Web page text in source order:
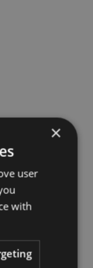
×
user
with